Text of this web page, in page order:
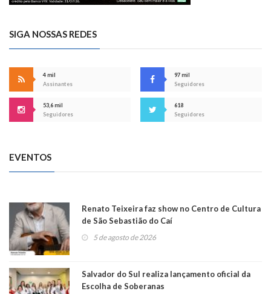
SIGA NOSSAS REDES
4 mil
Assinantes
97 mil
Seguidores
53,6 mil
Seguidores
618
Seguidores
EVENTOS
Renato Teixeira faz show no Centro de Cultura
de São Sebastião do Caí
5 de agosto de 2026
Salvador do Sul realiza lançamento oficial da
Escolha de Soberanas